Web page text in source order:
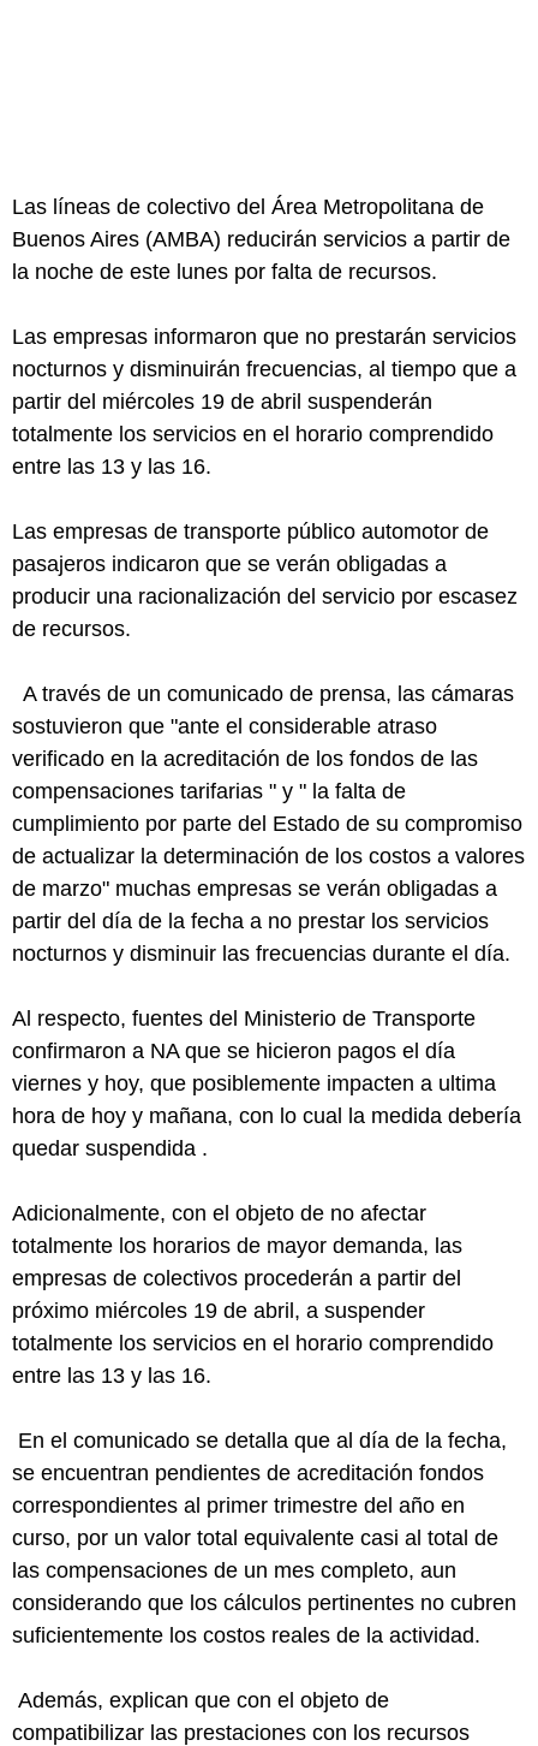
Las líneas de colectivo del Área Metropolitana de
Buenos Aires (AMBA) reducirán servicios a partir de
la noche de este lunes por falta de recursos.
Las empresas informaron que no prestarán servicios
nocturnos y disminuirán frecuencias, al tiempo que a
partir del miércoles 19 de abril suspenderán
totalmente los servicios en el horario comprendido
entre las 13 y las 16.
Las empresas de transporte público automotor de
pasajeros indicaron que se verán obligadas a
producir una racionalización del servicio por escasez
de recursos.
A través de un comunicado de prensa, las cámaras
sostuvieron que "ante el considerable atraso
verificado en la acreditación de los fondos de las
compensaciones tarifarias " y " la falta de
cumplimiento por parte del Estado de su compromiso
de actualizar la determinación de los costos a valores
de marzo" muchas empresas se verán obligadas a
partir del día de la fecha a no prestar los servicios
nocturnos y disminuir las frecuencias durante el día.
Al respecto, fuentes del Ministerio de Transporte
confirmaron a NA que se hicieron pagos el día
viernes y hoy, que posiblemente impacten a ultima
hora de hoy y mañana, con lo cual la medida debería
quedar suspendida .
Adicionalmente, con el objeto de no afectar
totalmente los horarios de mayor demanda, las
empresas de colectivos procederán a partir del
próximo miércoles 19 de abril, a suspender
totalmente los servicios en el horario comprendido
entre las 13 y las 16.
En el comunicado se detalla que al día de la fecha,
se encuentran pendientes de acreditación fondos
correspondientes al primer trimestre del año en
curso, por un valor total equivalente casi al total de
las compensa­ciones de un mes completo, aun
considerando que los cálculos pertinentes no cubren
suficientemente los costos reales de la actividad.
Además, explican que con el objeto de
compatibilizar las prestaciones con los recursos